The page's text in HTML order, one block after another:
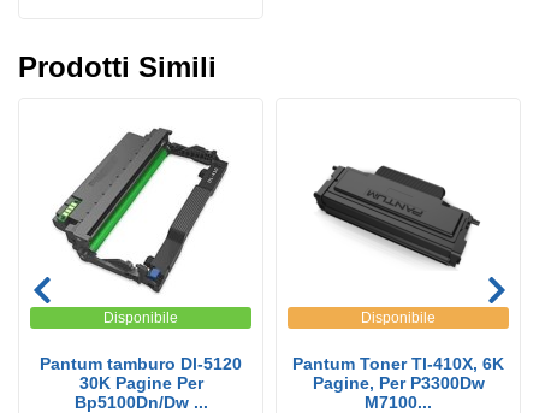
Prodotti Simili
Disponibile
Pantum tamburo Dl-5120
30K Pagine Per
Bp5100Dn/Dw ...
Disponibile
Pantum Toner Tl-410X, 6K
Pagine, Per P3300Dw
M7100...